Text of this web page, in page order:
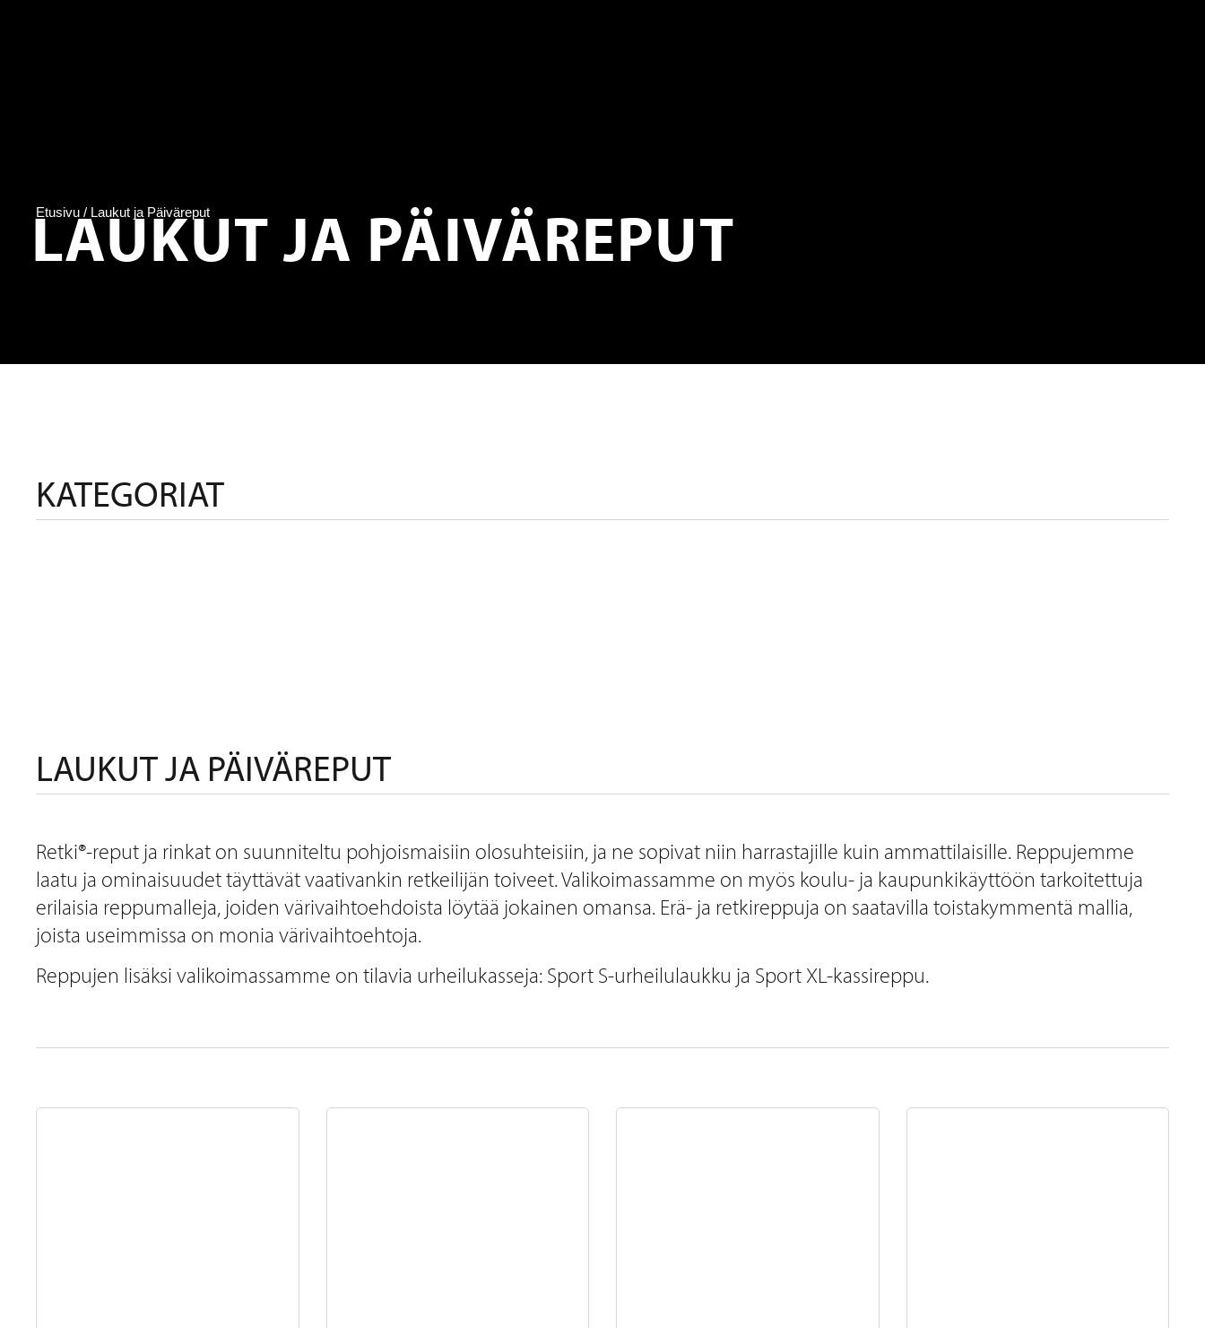
Etusivu / Laukut ja Päiväreput
LAUKUT JA PÄIVÄREPUT
KATEGORIAT
LAUKUT JA PÄIVÄREPUT
Retki®-reput ja rinkat on suunniteltu pohjoismaisiin olosuhteisiin, ja ne sopivat niin harrastajille kuin ammattilaisille. Reppujemme
laatu ja ominaisuudet täyttävät vaativankin retkeilijän toiveet. Valikoimassamme on myös koulu- ja kaupunkikäyttöön tarkoitettuja
erilaisia reppumalleja, joiden värivaihtoehdoista löytää jokainen omansa. Erä- ja retkireppuja on saatavilla toistakymmentä mallia,
joista useimmissa on monia värivaihtoehtoja.
Reppujen lisäksi valikoimassamme on tilavia urheilukasseja: Sport S-urheilulaukku ja Sport XL-kassireppu.